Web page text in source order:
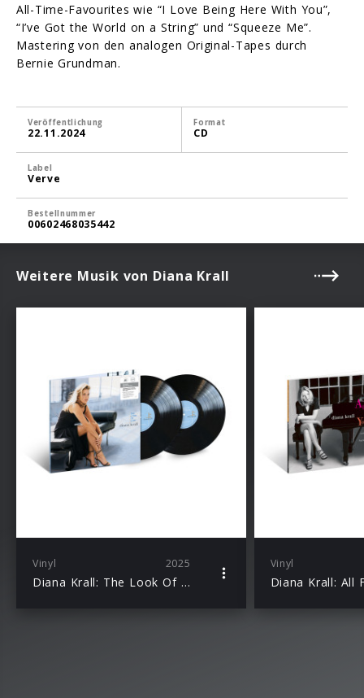
All-Time-Favourites wie “I Love Being Here With You”,
“I’ve Got the World on a String” und “Squeeze Me”.
Mastering von den analogen Original-Tapes durch
Bernie Grundman.
Veröffentlichung
22.11.2024
Format
CD
Label
Verve
Bestellnummer
00602468035442
Weitere Musik von Diana Krall
Vinyl 2025
Diana Krall: The Look Of Love (Acoustic Sounds 2LP)
Vinyl